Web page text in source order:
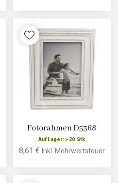
Fotorahmen D5368
Auf Lager: > 20 Stk
8,61 € Inkl. Mehrwertsteuer